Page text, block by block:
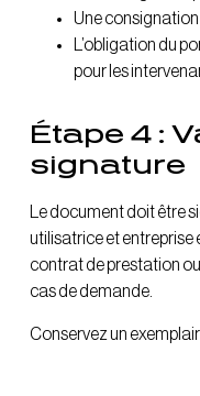
Une
L’obligation du
pour les
Étape 4 :
signature
Le document doit être
utilisatrice et entreprise
contrat de prestation
cas de demande.
Conservez un